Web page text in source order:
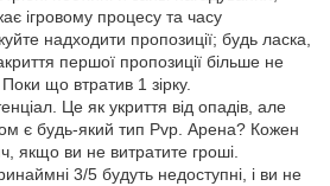
ігровому процесу та часу
надходити пропозиції; будь ласка,
першої пропозиції більше не
що втратив 1 зірку.
Це як укриття від опадів, але
є будь-який тип Pvp. Арена? Кожен
якщо ви не витратите гроші.
3/5 будуть недоступні, і ви не